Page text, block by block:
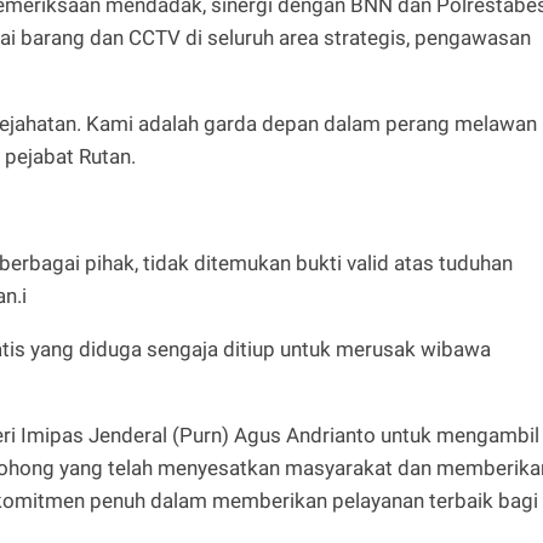
barang dan CCTV di seluruh area strategis, pengawasan
Kami adalah garda depan dalam perang melawan
Rutan.
pihak, tidak ditemukan bukti valid atas tuduhan
yang diduga sengaja ditiup untuk merusak wibawa
Imipas Jenderal (Purn) Agus Andrianto untuk mengambil
yang telah menyesatkan masyarakat dan
penuh dalam memberikan pelayanan terbaik bagi